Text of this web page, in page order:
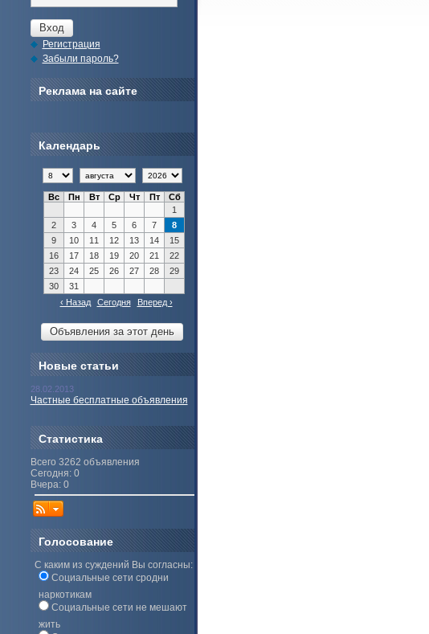
Регистрация
Забыли пароль?
Реклама на сайте
Календарь
Вс Пн Вт Ср Чт Пт
Сб
1
2
3 4 5 6 7
8
9
10 11 12 13 14
15
16
17 18 19 20 21
22
23
24 25 26 27 28
29
30
31
‹ Назад
Сегодня Вперед ›
Новые статьи
28.02.2013
Частные бесплатные объявления
Статистика
Всего 3262 объявления
Сегодня: 0
Вчера: 0
Голосование
С каким из суждений Вы согласны:
Социальные сети сродни
наркотикам
Социальные сети не мешают
жить